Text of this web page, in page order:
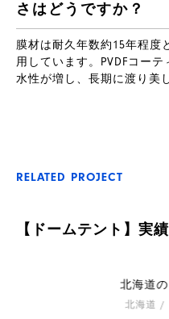
さはどうですか？
膜材は耐久年数約15年程度
用しています。PVDFコー
水性が増し、長期に渡り美
RELATED PROJECT
【ドームテント】実
北海道
北海道 /